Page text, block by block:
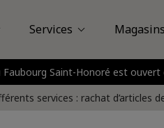
À propos d'ALLU Avis
Magasins
Passy Plaza Saint-Honoré
Services
Vente en magasin Vente
Saint-Honoré est
services : rachat d’articles